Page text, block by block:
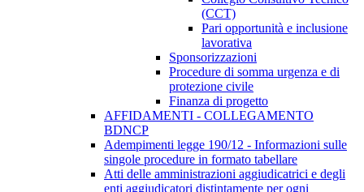
(CCT)
Pari opportunità e inclusione
lavorativa
Sponsorizzazioni
Procedure di somma urgenza e di
protezione civile
Finanza di progetto
AFFIDAMENTI - COLLEGAMENTO
BDNCP
Adempimenti legge 190/12 - Informazioni sulle
singole procedure in formato tabellare
Atti delle amministrazioni aggiudicatrici e degli
enti aggiudicatori distintamente per ogni